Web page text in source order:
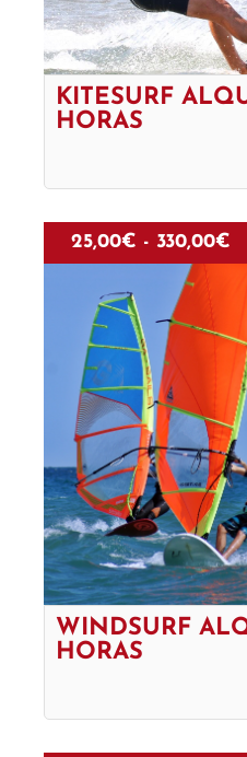
KITESURF
HORAS
25,00€ - 330,00€
WINDSURF
HORAS